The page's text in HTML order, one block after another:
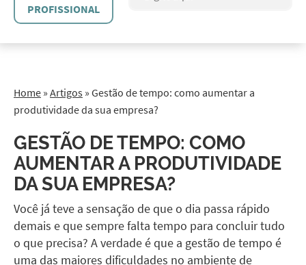
PROFISSIONAL
Home » Artigos » Gestão de tempo: como aumentar a
produtividade da sua empresa?
GESTÃO DE TEMPO: COMO
AUMENTAR A PRODUTIVIDADE
DA SUA EMPRESA?
Você já teve a sensação de que o dia passa rápido
demais e que sempre falta tempo para concluir tudo
o que precisa? A verdade é que a gestão de tempo é
uma das maiores dificuldades no ambiente de